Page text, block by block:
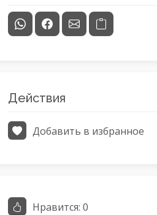
Действия
Добавить в избранное
Нравится: 0